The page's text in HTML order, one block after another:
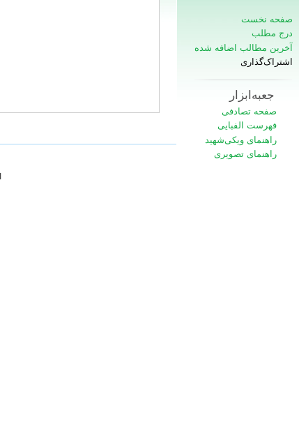
صفحه نخست
درج مطلب
آخرین مطالب اضافه شده
اشتراک‌گذاری
جعبه‌ابزار
صفحه تصادفی
فهرست الفبایی
راهنمای ویکی‌شهید
راهنمای تصویری